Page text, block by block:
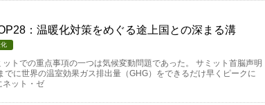
：温暖化対策をめぐる途上国との深まる溝
トでの重点事項の一つは気候変動問題であった。 サミット首脳声明
でに世界の温室効果ガス排出量（GHG）をできるだけ早くピークに
ネット・ゼ